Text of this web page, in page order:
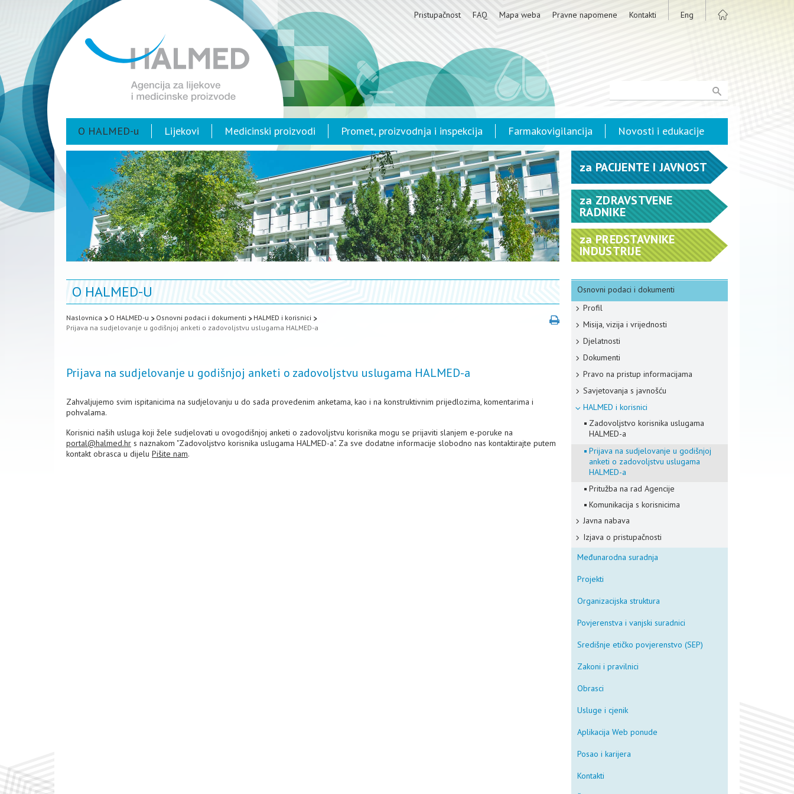
Pristupačnost FAQ Mapa weba Pravne napomene Kontakti Eng
O HALMED-u Lijekovi Medicinski proizvodi Promet, proizvodnja i inspekcija Farmakovigilancija Novosti i edukacije
O HALMED-U
Naslovnica O HALMED-u Osnovni podaci i dokumenti
HALMED i korisnici
Prijava na sudjelovanje u godišnjoj anketi o zadovoljstvu uslugama HALMED-a
Prijava na sudjelovanje u godišnjoj anketi o zadovoljstvu uslugama HALMED-a
Zahvaljujemo svim ispitanicima na sudjelovanju u do sada provedenim anketama, kao i na konstruktivnim prijedlozima, komentarima i
pohvalama.
Korisnici naših usluga koji žele sudjelovati u ovogodišnjoj anketi o zadovoljstvu korisnika mogu se prijaviti slanjem e-poruke na
portal@halmed.hr s naznakom "Zadovoljstvo korisnika uslugama HALMED-a". Za sve dodatne informacije slobodno nas kontaktirajte putem
kontakt obrasca u dijelu Pišite nam.
za PACIJENTE I JAVNOST
za ZDRAVSTVENE
RADNIKE
zaPREDSTAVNIKE
INDUSTRIJE
Osnovni podaci i dokumenti
Profil
Misija, vizija i vrijednosti
Djelatnosti
Dokumenti
Pravo na pristup informacijama
Savjetovanja s javnošću
HALMED i korisnici
Zadovoljstvo korisnika uslugama
HALMED-a
Prijava na sudjelovanje u godišnjoj
anketi o zadovoljstvu uslugama
HALMED-a
Pritužba na rad Agencije
Komunikacija s korisnicima
Javna nabava
Izjava o pristupačnosti
Međunarodna suradnja
Projekti
Organizacijska struktura
Povjerenstva i vanjski suradnici
Središnje etičko povjerenstvo (SEP)
Zakoni i pravilnici
Obrasci
Usluge i cjenik
Aplikacija Web ponude
Posao i karijera
Kontakti